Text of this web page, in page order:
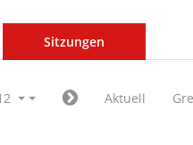
Sitzungen
Aktuell